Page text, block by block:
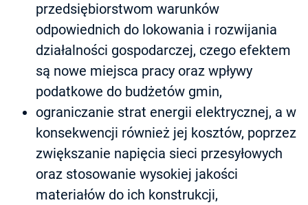
przedsiębiorstwom warunków
odpowiednich do lokowania i rozwijania
działalności gospodarczej, czego efektem
są nowe miejsca pracy oraz wpływy
podatkowe do budżetów gmin,
ograniczanie strat energii elektrycznej, a w
konsekwencji również jej kosztów, poprzez
zwiększanie napięcia sieci przesyłowych
oraz stosowanie wysokiej jakości
materiałów do ich konstrukcji,